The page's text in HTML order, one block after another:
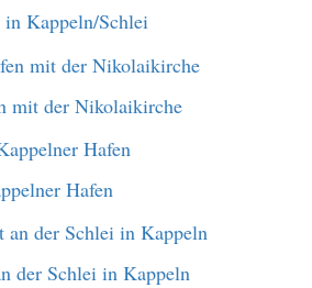
in Kappeln/Schlei
mit der Nikolaikirche
Hafen
der Schlei in Kappeln